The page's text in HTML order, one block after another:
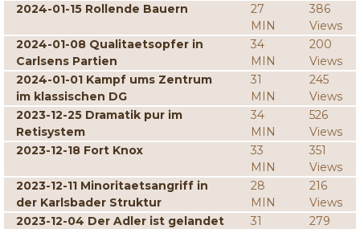
2024-01-15 Rollende Bauern
27
MIN
386
Views
2024-01-08 Qualitaetsopfer in
Carlsens Partien
34
MIN
200
Views
2024-01-01 Kampf ums Zentrum
im klassischen DG
31
MIN
245
Views
2023-12-25 Dramatik pur im
Retisystem
34
MIN
526
Views
2023-12-18 Fort Knox
33
MIN
351
Views
2023-12-11 Minoritaetsangriff in
der Karlsbader Struktur
28
MIN
216
Views
2023-12-04 Der Adler ist gelandet
31
279